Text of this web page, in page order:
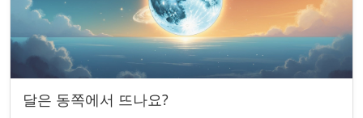
달은 동쪽에서 뜨나요?